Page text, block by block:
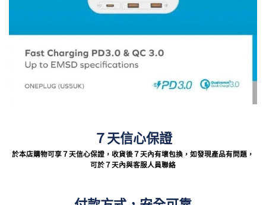
７天信心保證
於本店購物可享７天信心保證，收貨後７天內有壞包換，如發現產品有問題，
可於７天內與客服人員聯絡